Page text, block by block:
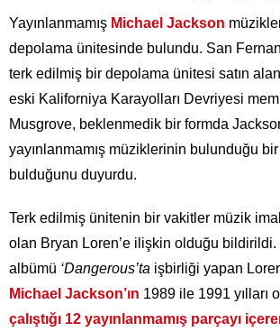
Yayınlanmamış Michael Jackson
depolama ünitesinde bulundu. San
terk edilmiş bir depolama ünitesi satın
eski Kaliforniya Karayolları Devriyesi
Musgrove, beklenmedik bir formda
yayınlanmamış müziklerinin bulunduğu
bulduğunu duyurdu.
Terk edilmiş ünitenin bir vakitler müzik
olan Bryan Loren’e ilişkin olduğu bildirildi.
albümü ‘Dangerous’ta işbirliği yapan
Michael Jackson’ın 1989 ile 1991 yılları
çalıştığı 12 yayınlanmamış parçayı